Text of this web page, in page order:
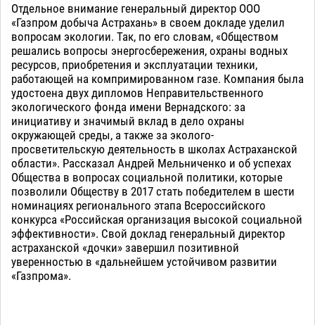
Отдельное внимание генеральный директор ООО
«Газпром добыча Астрахань» в своем докладе уделил
вопросам экологии. Так, по его словам, «Обществом
решались вопросы энергосбережения, охраны водных
ресурсов, приобретения и эксплуатации техники,
работающей на компримированном газе. Компания была
удостоена двух дипломов Неправительственного
экологического фонда имени Вернадского: за
инициативу и значимый вклад в дело охраны
окружающей среды, а также за эколого-
просветительскую деятельность в школах Астраханской
области». Рассказал Андрей Мельниченко и об успехах
Общества в вопросах социальной политики, которые
позволили Обществу в 2017 стать победителем в шести
номинациях регионального этапа Всероссийского
конкурса «Российская организация высокой социальной
эффективности». Свой доклад генеральный директор
астраханской «дочки» завершил позитивной
уверенностью в «дальнейшем устойчивом развитии
«Газпрома».